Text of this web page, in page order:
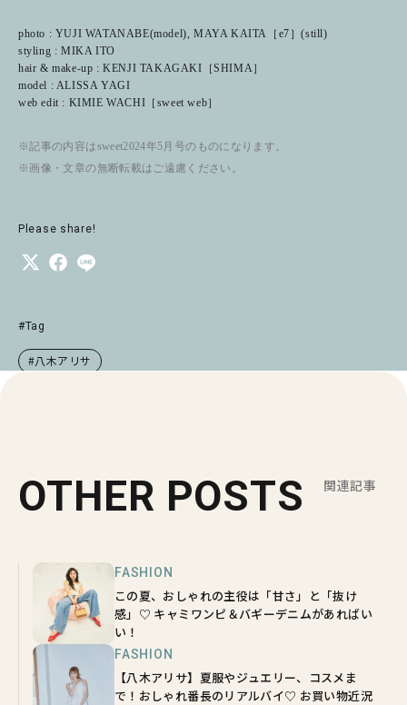
photo : YUJI WATANABE(model), MAYA KAITA［e7］(still)
styling : MIKA ITO
hair & make-up : KENJI TAKAGAKI［SHIMA］
model : ALISSA YAGI
web edit : KIMIE WACHI［sweet web］
※記事の内容はsweet2024年5月号のものになります。
※画像・文章の無断転載はご遠慮ください。
Please share!
#Tag
#八木アリサ
OTHER POSTS 関連記事
FASHION
この夏、おしゃれの主役は「甘さ」と「抜け
感」♡ キャミワンピ＆バギーデニムがあればい
い！
FASHION
【八木アリサ】夏服やジュエリー、コスメま
で！おしゃれ番長のリアルバイ♡ お買い物近況